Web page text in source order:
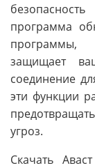
программа
программы,
защищает
соединение
эти функции
угроз.
Скачать